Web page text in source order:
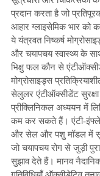
प्रदान करता है जो
आहार ग्लाइसेमिक भार को
ये यंत्रवत निष्कर्ष
और चयापचय स्वास्थ्य के
भिक्षु फल कौन से
मोग्रोसाइड्स
सेलुलर एंटीऑक्सीडेंट सुरक्षा
प्रीक्लिनिकल अध्ययन में
कम कर सकते हैं। एंटी-
और सेल और पशु मॉडल में
जो चयापचय रोग से जुड़ी
सुझाव देते हैं। मानव